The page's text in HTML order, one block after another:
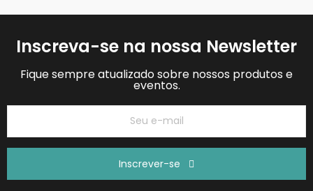
Inscreva-se na nossa Newsletter
Fique sempre atualizado sobre nossos produtos e
eventos.
Inscrever-se